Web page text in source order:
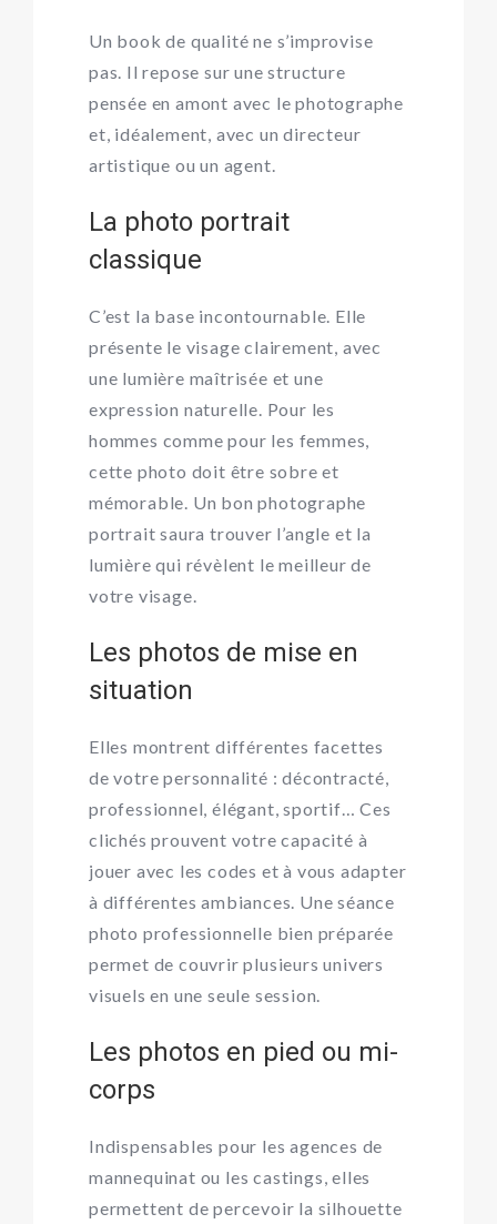
Un book de qualité ne s’improvise
pas. Il repose sur une structure
pensée en amont avec le photographe
et, idéalement, avec un directeur
artistique ou un agent.
La photo portrait
classique
C’est la base incontournable. Elle
présente le visage clairement, avec
une lumière maîtrisée et une
expression naturelle. Pour les
hommes comme pour les femmes,
cette photo doit être sobre et
mémorable. Un bonphotographe
portrait saura trouver l’angle et la
lumière qui révèlent le meilleur de
votre visage.
Les photos de mise en
situation
Elles montrent différentes facettes
de votre personnalité : décontracté,
professionnel, élégant, sportif… Ces
clichés prouvent votre capacité à
jouer avec les codes et à vous adapter
à différentes ambiances. Uneséance
photo professionnelle bien préparée
permet de couvrir plusieurs univers
visuels en une seule session.
Les photos en pied ou mi-
corps
Indispensables pour les agences de
mannequinat ou les castings, elles
permettent de percevoir la silhouette